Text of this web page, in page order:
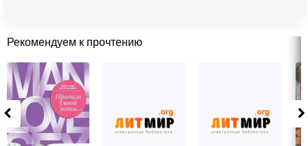
Рекомендуем к прочтению